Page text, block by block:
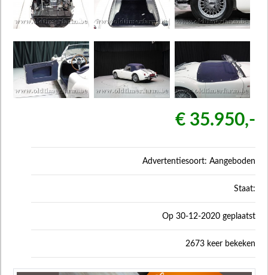
€ 35.950,-
Advertentiesoort: Aangeboden
Staat:
Op 30-12-2020 geplaatst
2673 keer bekeken